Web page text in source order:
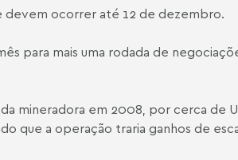
devem ocorrer até 12 de dezembro.
para mais uma rodada de
mineradora em 2008, por cerca de
que a operação traria ganhos de